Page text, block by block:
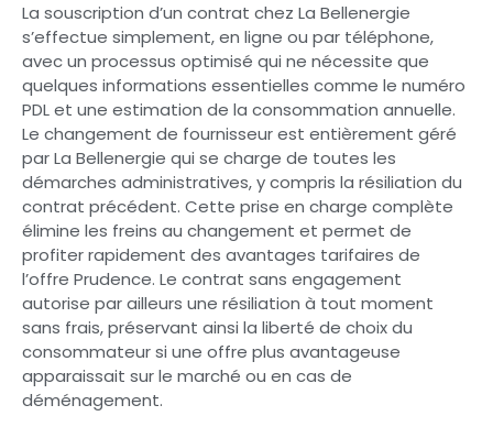
La souscription d’un contrat chez La Bellenergie
s’effectue simplement, en ligne ou par téléphone,
avec un processus optimisé qui ne nécessite que
quelques informations essentielles comme le numéro
PDL et une estimation de la consommation annuelle.
Le changement de fournisseur est entièrement géré
par La Bellenergie qui se charge de toutes les
démarches administratives, y compris la résiliation du
contrat précédent. Cette prise en charge complète
élimine les freins au changement et permet de
profiter rapidement des avantages tarifaires de
l’offre Prudence. Le contrat sans engagement
autorise par ailleurs une résiliation à tout moment
sans frais, préservant ainsi la liberté de choix du
consommateur si une offre plus avantageuse
apparaissait sur le marché ou en cas de
déménagement.